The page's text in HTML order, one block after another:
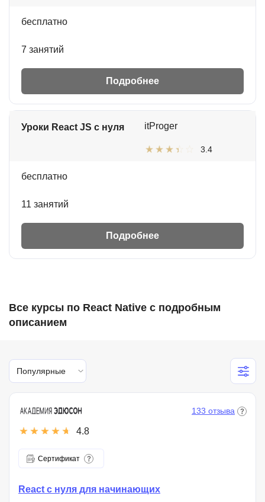
бесплатно
7 занятий
Подробнее
Уроки React JS с нуля itProger
3.4
бесплатно
11 занятий
Подробнее
Все курсы по React Native с подробным
описанием
Популярные
4.8
133 отзыва
Сертификат
React с нуля для начинающих